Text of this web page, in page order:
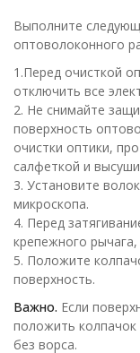
Выполните
оптоволоконного
1.Перед очисткой
отключить все
2. Не снимайте
поверхность
очистки оптики,
салфеткой и
3. Установите
микроскопа.
4. Перед
крепежного рычага,
5. Положите
поверхность.
Важно. Если
положить колпачок
без ворса.